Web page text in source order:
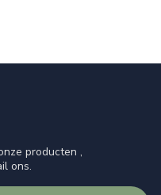
producten ,
ons.